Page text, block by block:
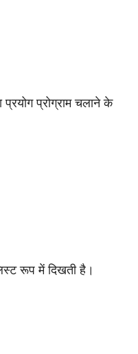
प्रोग्राम चलाने के
रूप में दिखती है।